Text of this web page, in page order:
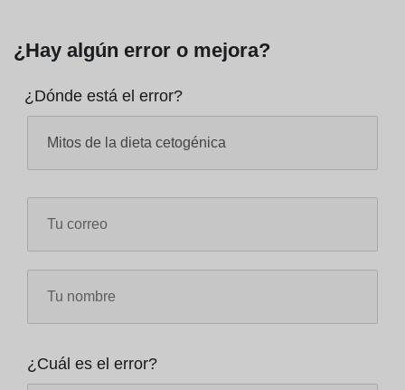
¿Hay algún error o mejora?
¿Dónde está el error?
¿Cuál es el error?